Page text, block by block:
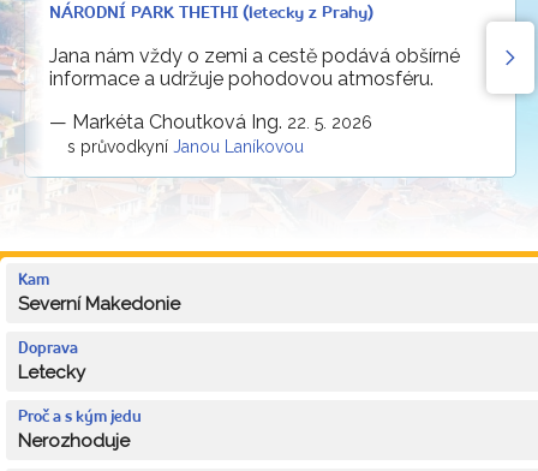
NÁRODNÍ PARK THETHI (letecky z Prahy)
Jana nám vždy o zemi a cestě podává obšírné
informace a udržuje pohodovou atmosféru.
— Markéta Choutková Ing. 22. 5. 2026
s průvodkyní Janou Laníkovou
Kam
Severní Makedonie
Doprava
Letecky
Proč a s kým jedu
Nerozhoduje